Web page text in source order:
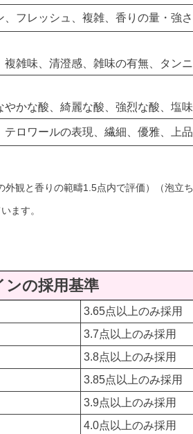
フレッシュ、複雑、香りの量・強さ
雑味、清澄感、雑味の有無、タン
かな酸、綺麗な酸、強烈な酸、塩
ロワールの表現、繊細、優雅、上
観と香りの範疇1.5点内で評価）（泡立
ます。
ンの採用基準
3.65点以上のみ採用
3.7点以上のみ採用
3.8点以上のみ採用
3.85点以上のみ採用
3.9点以上のみ採用
4.0点以上のみ採用